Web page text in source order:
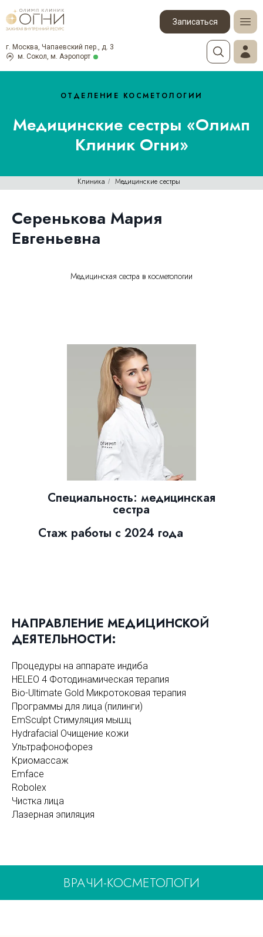
Записаться
м. Сокол, м. Аэропорт
г. Москва, Чапаевский пер., д. 3
ОТДЕЛЕНИЕ КОСМЕТОЛОГИИ
Медицинские сестры «Олимп
Клиник Огни»
Клиника / Медицинские сестры
Серенькова Мария
Евгеньевна
Медицинская сестра в косметологии
Специальность: медицинская
сестра
Стаж работы с 2024 года
НАПРАВЛЕНИЕ МЕДИЦИНСКОЙ
ДЕЯТЕЛЬНОСТИ:
Процедуры на аппарате индиба
HELEO 4 Фотодинамическая терапия
Bio-Ultimate Gold Микротоковая терапия
Программы для лица (пилинги)
EmSculpt Стимуляция мышц
Hydrafacial Очищение кожи
Ультрафонофорез
Криомассаж
Emface
Robolex
Чистка лица
Лазерная эпиляция
ВРАЧИ-КОСМЕТОЛОГИ